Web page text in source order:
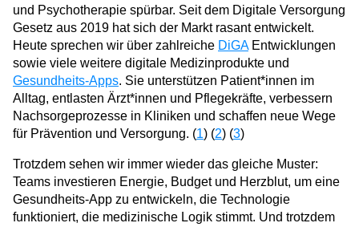
und Psychotherapie spürbar. Seit dem Digitale Versorgung
Gesetz aus 2019 hat sich der Markt rasant entwickelt.
Heute sprechen wir über zahlreiche DiGAEntwicklungen
sowie viele weitere digitale Medizinprodukte und
Gesundheits-Apps. Sie unterstützen Patient*innen im
Alltag, entlasten Ärzt*innen und Pflegekräfte, verbessern
Nachsorgeprozesse in Kliniken und schaffen neue Wege
für Prävention und Versorgung. (1) (2) (3)
Trotzdem sehen wir immer wieder das gleiche Muster:
Teams investieren Energie, Budget und Herzblut, um eine
Gesundheits-App zu entwickeln, die Technologie
funktioniert, die medizinische Logik stimmt. Und trotzdem